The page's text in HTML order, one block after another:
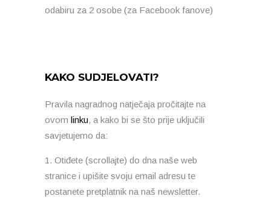
odabiru za 2 osobe (za Facebook fanove)
KAKO SUDJELOVATI?
Pravila nagradnog natječaja pročitajte na
ovom linku, a kako bi se što prije uključili
savjetujemo da:
Otiđete (scrollajte) do dna naše web
stranice i upišite svoju email adresu te
postanete pretplatnik na naš newsletter.